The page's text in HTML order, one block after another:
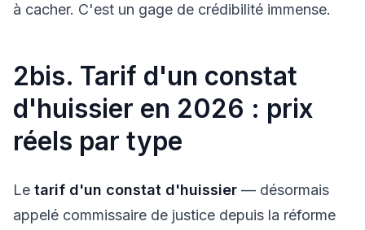
à cacher. C'est un gage de crédibilité immense.
2bis. Tarif d'un constat
d'huissier en 2026 : prix
réels par type
Le tarif d'un constat d'huissier — désormais
appelé commissaire de justice depuis la réforme